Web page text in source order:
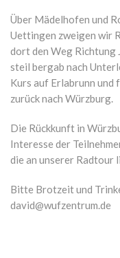
Über Mädelhofen und
Uettingen zweigen wir
dort den Weg Richtung
steil bergab nach
Kurs auf Erlabrunn und
zurück nach Würzburg.
Die Rückkunft in
Interesse der
die an unserer Radtour
Bitte Brotzeit und
david@wufzentrum.de